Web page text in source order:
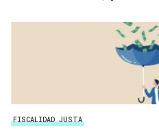
FISCALIDAD JUSTA